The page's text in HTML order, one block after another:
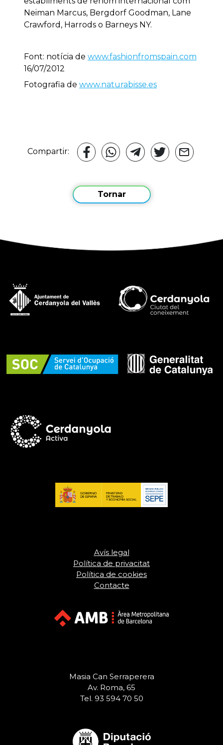
Neiman Marcus, Bergdorf Goodman, Lane
Crawford, Harrods o Barneys NY.
Font: notícia de www.fashionfromspain.com
16/07/2012
Fotografia de www.naturabisse.es
Compartir:
Tornar
Avís legal
Política de privacitat
Política de cookies
Contacte
Masia Can Serraperera
Av. Roma, 65
Tel. 93 594 70 50